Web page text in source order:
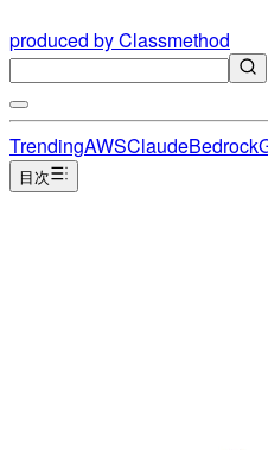
produced by Classmethod
TrendingAWSClaudeBedrock
目次